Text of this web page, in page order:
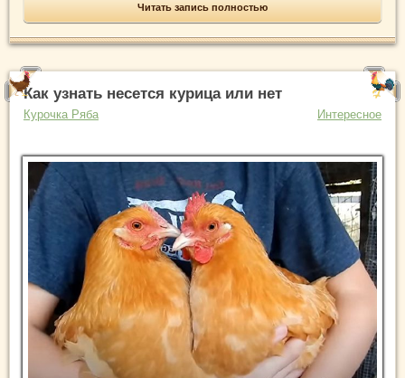
Читать запись полностью
Как узнать несется курица или нет
Курочка Ряба Интересное